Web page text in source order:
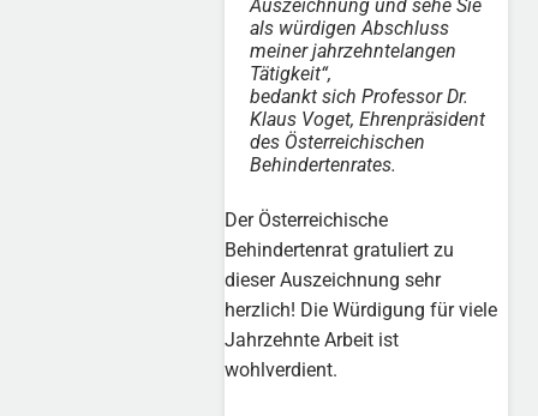
Auszeichnung und sehe Sie
als würdigen Abschluss
meiner jahrzehntelangen
Tätigkeit“,
bedankt sich Professor Dr.
Klaus Voget, Ehrenpräsident
des Österreichischen
Behindertenrates.
Der Österreichische
Behindertenrat gratuliert zu
dieser Auszeichnung sehr
herzlich! Die Würdigung für viele
Jahrzehnte Arbeit ist
wohlverdient.